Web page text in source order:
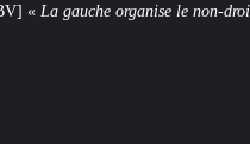
non-droit» [VOTRE AVIS]